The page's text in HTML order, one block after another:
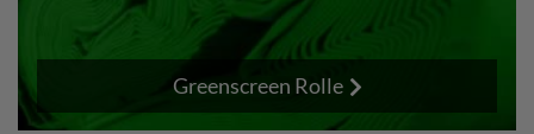
Greenscreen Rolle